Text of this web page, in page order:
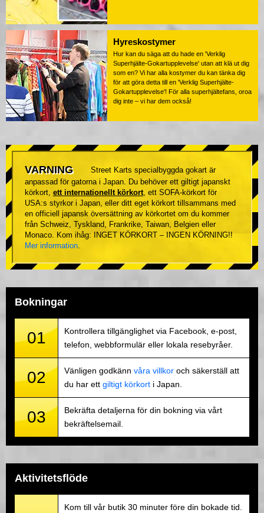
Hyreskostymer
Hur kan du säga att du hade en 'Verklig
Superhjälte-Gokartupplevelse' utan att klä ut dig
som en? Vi har alla kostymer du kan tänka dig
för att göra detta till en 'Verklig Superhjälte-
Gokartupplevelse'! För alla superhjältefans, oroa
dig inte – vi har dem också!
VARNING
Street Karts specialbyggda gokart är
anpassad för gatorna i Japan. Du behöver ett giltigt japanskt
körkort, ett internationellt körkort, ett SOFA-körkort för
USA:s styrkor i Japan, eller ditt eget körkort tillsammans med
en officiell japansk översättning av körkortet om du kommer
från Schweiz, Tyskland, Frankrike, Taiwan, Belgien eller
Monaco. Kom ihåg: INGET KÖRKORT – INGEN KÖRNING!!
Mer information.
Bokningar
01
Kontrollera tillgänglighet via Facebook, e-post,
telefon, webbformulär eller lokala resebyråer.
02 Vänligen godkänn våra villkor och säkerställ att
du har ett giltigt körkort i Japan.
03
Bekräfta detaljerna för din bokning via vårt
bekräftelsemail.
Aktivitetsflöde
Kom till vår butik 30 minuter före din bokade tid.